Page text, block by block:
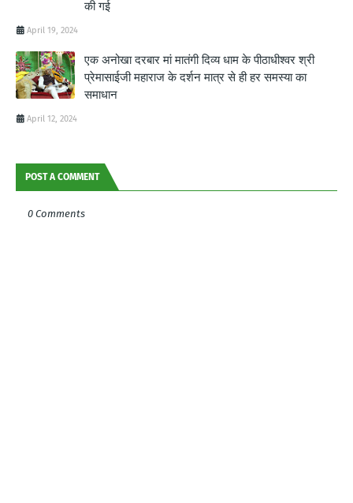
की गई
April 19, 2024
एक अनोखा दरबार मां मातंगी दिव्य धाम के पीठाधीश्वर श्री
प्रेमासाईजी महाराज के दर्शन मात्र से ही हर समस्या का
समाधान
April 12, 2024
POST A COMMENT
0 Comments